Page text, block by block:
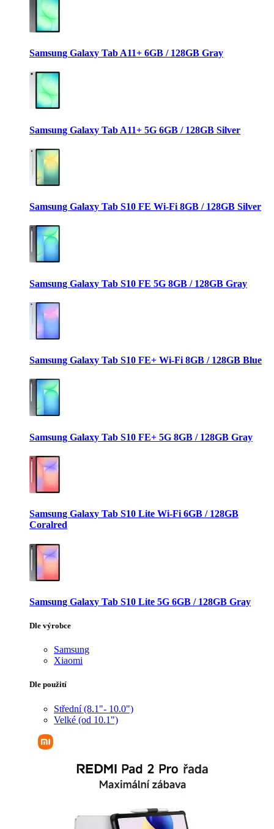
Samsung Galaxy Tab A11+ 6GB / 128GB Gray
Samsung Galaxy Tab A11+ 5G 6GB / 128GB Silver
Samsung Galaxy Tab S10 FE Wi-Fi 8GB / 128GB Silver
Samsung Galaxy Tab S10 FE 5G 8GB / 128GB Gray
Samsung Galaxy Tab S10 FE+ Wi-Fi 8GB / 128GB Blue
Samsung Galaxy Tab S10 FE+ 5G 8GB / 128GB Gray
Samsung Galaxy Tab S10 Lite Wi-Fi 6GB / 128GB
Coralred
Samsung Galaxy Tab S10 Lite 5G 6GB / 128GB Gray
Dle výrobce
Samsung
Xiaomi
Dle použití
Střední (8.1"- 10.0")
Velké (od 10.1")